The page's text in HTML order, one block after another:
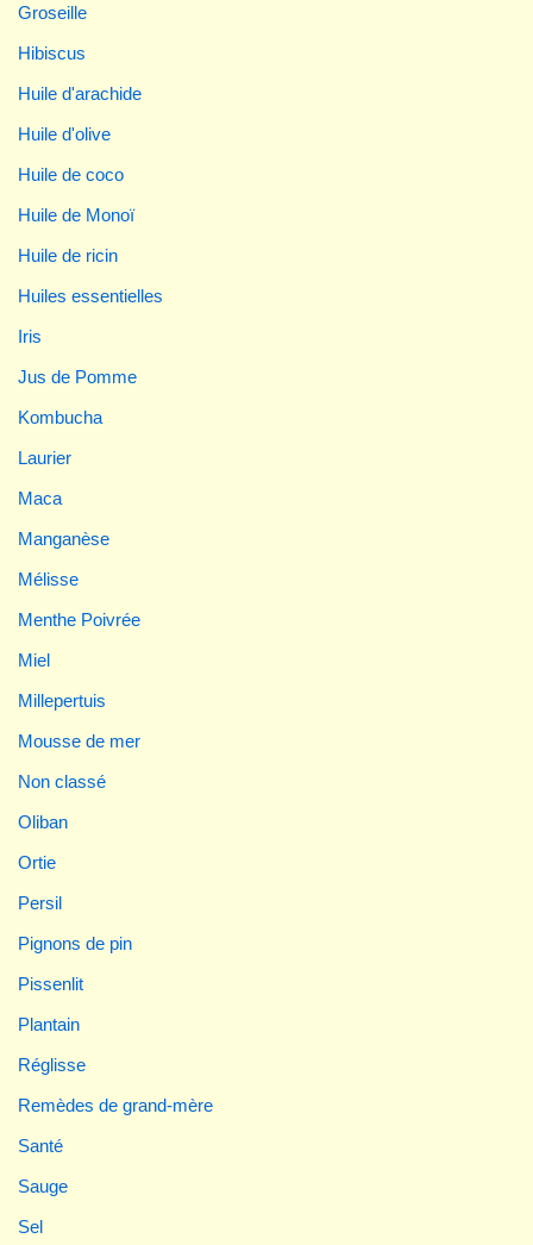
Groseille
Hibiscus
Huile d'arachide
Huile d'olive
Huile de coco
Huile de Monoï
Huile de ricin
Huiles essentielles
Iris
Jus de Pomme
Kombucha
Laurier
Maca
Manganèse
Mélisse
Menthe Poivrée
Miel
Millepertuis
Mousse de mer
Non classé
Oliban
Ortie
Persil
Pignons de pin
Pissenlit
Plantain
Réglisse
Remèdes de grand-mère
Santé
Sauge
Sel